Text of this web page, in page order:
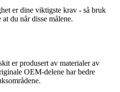
er dine viktigste krav - så bruk
du når disse målene.
er produsert av materialer av
OEM-delene har bedre